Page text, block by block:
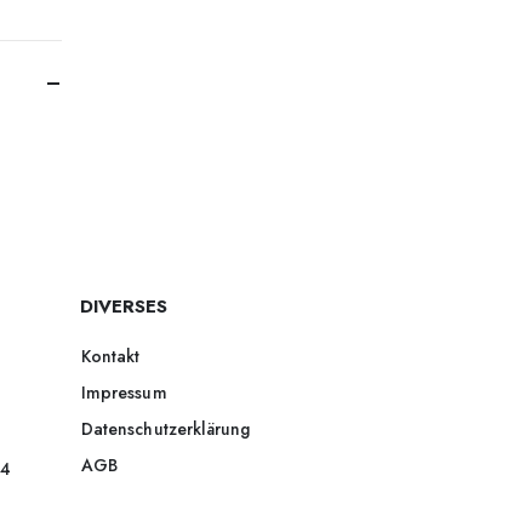
DIVERSES
Kontakt
Impressum
Datenschutzerklärung
AGB